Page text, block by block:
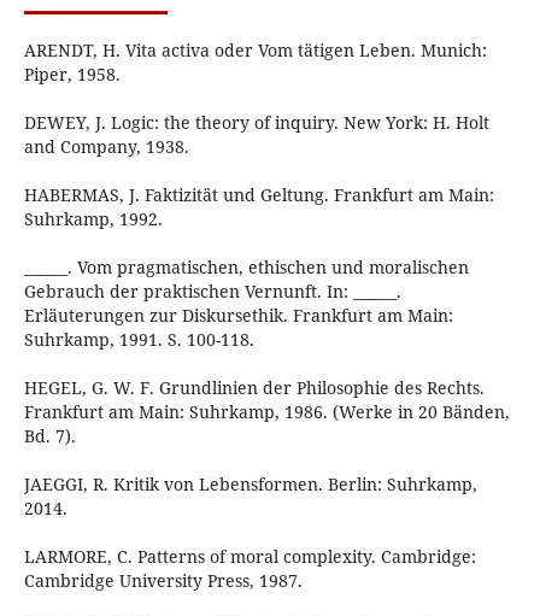
ARENDT, H. Vita activa oder Vom tätigen Leben. Munich:
Piper, 1958.
DEWEY, J. Logic: the theory of inquiry. New York: H. Holt
and Company, 1938.
HABERMAS, J. Faktizität und Geltung. Frankfurt am Main:
Suhrkamp, 1992.
______. Vom pragmatischen, ethischen und moralischen
Gebrauch der praktischen Vernunft. In: ______.
Erläuterungen zur Diskursethik. Frankfurt am Main:
Suhrkamp, 1991. S. 100-118.
HEGEL, G. W. F. Grundlinien der Philosophie des Rechts.
Frankfurt am Main: Suhrkamp, 1986. (Werke in 20 Bänden,
Bd. 7).
JAEGGI, R. Kritik von Lebensformen. Berlin: Suhrkamp,
2014.
LARMORE, C. Patterns of moral complexity. Cambridge:
Cambridge University Press, 1987.